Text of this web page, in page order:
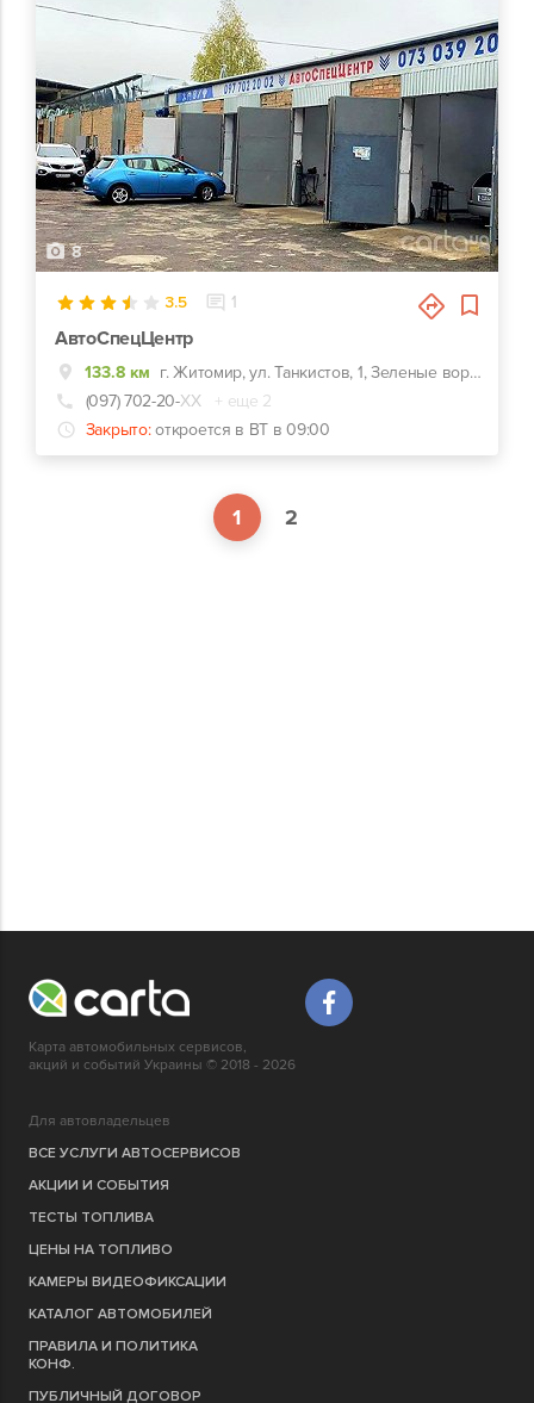
8
3.5 1
АвтоСпецЦентр
133.8 км
г. Житомир, ул. Танкистов, 1, Зеленые ворота, синяя вывеска АвтоСпецЦентр
(097) 702-20-ХХ
+ еще 2
Закрыто: откроется в ВТ в 09:00
1 2
Карта автомобильных сервисов,
акций и событий Украины © 2018 - 2026
Для автовладельцев
ВСЕ УСЛУГИ АВТОСЕРВИСОВ
АКЦИИ И СОБЫТИЯ
ТЕСТЫ ТОПЛИВА
ЦЕНЫ НА ТОПЛИВО
КАМЕРЫ ВИДЕОФИКСАЦИИ
КАТАЛОГ АВТОМОБИЛЕЙ
ПРАВИЛА И ПОЛИТИКА
КОНФ.
ПУБЛИЧНЫЙ ДОГОВОР